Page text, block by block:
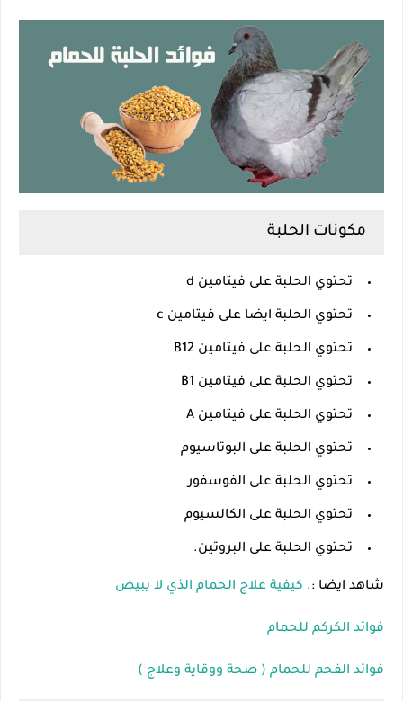
مكونات الحلبة
تحتوي الحلبة على فيتامين d
تحتوي الحلبة ايضا على فيتامين c
تحتوي الحلبة على فيتامين B12
تحتوي الحلبة على فيتامين B1
تحتوي الحلبة على فيتامين A
تحتوي الحلبة على البوتاسيوم
تحتوي الحلبة على الفوسفور
تحتوي الحلبة على الكالسيوم
تحتوي الحلبة على البروتين.
شاهد ايضا :. كيفية علاج الحمام الذي لا يبيض
فوائد الكركم للحمام
فوائد الفحم للحمام ( صحة ووقاية وعلاج )